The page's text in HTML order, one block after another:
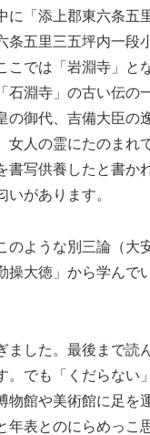
に「添上郡東六条
五里三五坪内一段
こでは「岩淵寺」と
石淵寺」の古い伝の
の御代、吉備大臣の
女人の霊にたのまれ
書写供養したと書か
いがあります。
のような別三論（大
操大徳」から学んで
ました。最後まで読
。でも「くだらない
物館や美術館に足を
年表とのにらめっこ